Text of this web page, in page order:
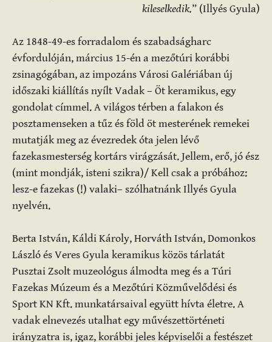
kileselkedik.” (Illyés Gyula)
Az 1848-49-es forradalom és szabadságharc
évfordulóján, március 15-én a mezőtúri korábbi
zsinagógában, az impozáns Városi Galériában új
időszaki kiállítás nyílt Vadak – Öt keramikus, egy
gondolat címmel. A világos térben a falakon és
posztamenseken a tűz és föld öt mesterének remekei
mutatják meg az évezredek óta jelen lévő
fazekasmesterség kortárs virágzását. Jellem, erő, jó ész
(mint mondják, isteni szikra)/ Kell csak a próbához:
lesz-e fazekas (!) valaki– szólhatnánk Illyés Gyula
nyelvén.
Berta István, Káldi Károly, Horváth István, Domonkos
László és Veres Gyula keramikus közös tárlatát
Pusztai Zsolt muzeológus álmodta meg és a Túri
Fazekas Múzeum és a Mezőtúri Közművelődési és
Sport KN Kft. munkatársaival együtt hívta életre. A
vadak elnevezés utalhat egy művészettörténeti
irányzatra is, igaz, korábbi jeles képviselői a festészet